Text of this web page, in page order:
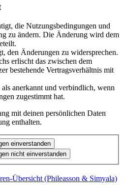
die Nutzungsbedingungen und
zu ändern. Die Änderung wird dem
den Änderungen zu widersprechen.
erlischt das zwischen dem
bestehende Vertragsverhältnis mit
anerkannt und verbindlich, wenn
zugestimmt hat.
mit deinen persönlichen Daten
enthalten.
Übersicht (Phileasson & Simyala)